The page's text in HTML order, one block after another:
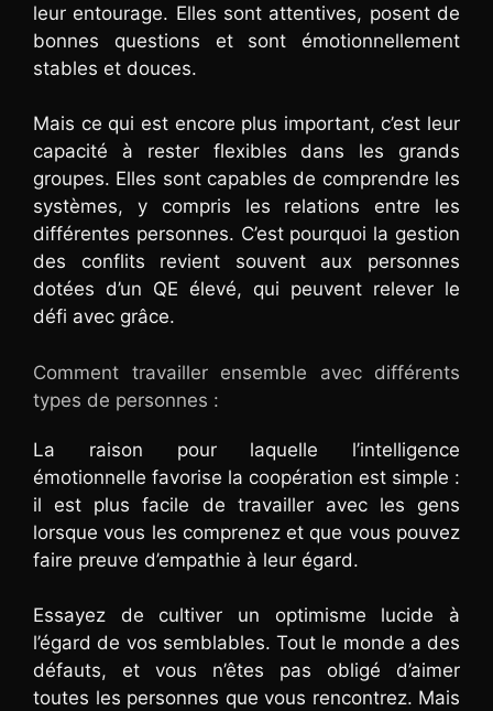
leur entourage. Elles sont attentives, posent de
bonnes questions et sont émotionnellement
stables et douces.
Mais ce qui est encore plus important, c’est leur
capacité à rester flexibles dans les grands
groupes. Elles sont capables de comprendre les
systèmes, y compris les relations entre les
différentes personnes. C’est pourquoi la gestion
des conflits revient souvent aux personnes
dotées d’un QE élevé, qui peuvent relever le
défi avec grâce.
Comment travailler ensemble avec différents
types de personnes :
La raison pour laquelle l’intelligence
émotionnelle favorise la coopération est simple :
il est plus facile de travailler avec les gens
lorsque vous les comprenez et que vous pouvez
faire preuve d’empathie à leur égard.
Essayez de cultiver un optimisme lucide à
l’égard de vos semblables. Tout le monde a des
défauts, et vous n’êtes pas obligé d’aimer
toutes les personnes que vous rencontrez. Mais